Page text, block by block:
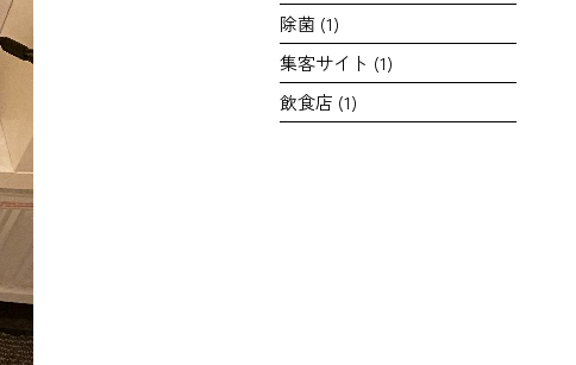
除菌 (1)
集客サイト (1)
飲食店 (1)